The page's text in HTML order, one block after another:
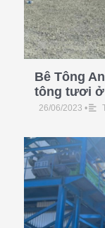
Bê Tông
tông tươi ở
26/06/2023 •